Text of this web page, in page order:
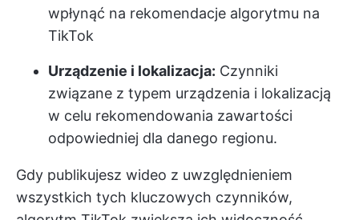
wpłynąć na rekomendacje algorytmu na
TikTok
Urządzenie i lokalizacja: Czynniki
związane z typem urządzenia i lokalizacją
w celu rekomendowania zawartości
odpowiedniej dla danego regionu.
Gdy publikujesz wideo z uwzględnieniem
wszystkich tych kluczowych czynników,